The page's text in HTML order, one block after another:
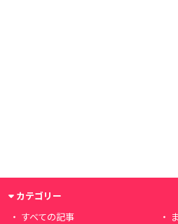
カテゴリー
すべての記事